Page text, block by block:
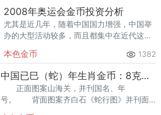
回收渠道里，能精准识别版别溢
2008年奥运会金币投资分析
尤其是近几年，随着中国国力增强，中国举
办的大型活动较多，而且都集中在近代这十
纪念币品种。
本色金币 1382
中国已巳（蛇）年生肖金币：8克金蛇
正面图案山海关，并刊国名、年
号。 背面图案齐白石《蛇行图》并刊面